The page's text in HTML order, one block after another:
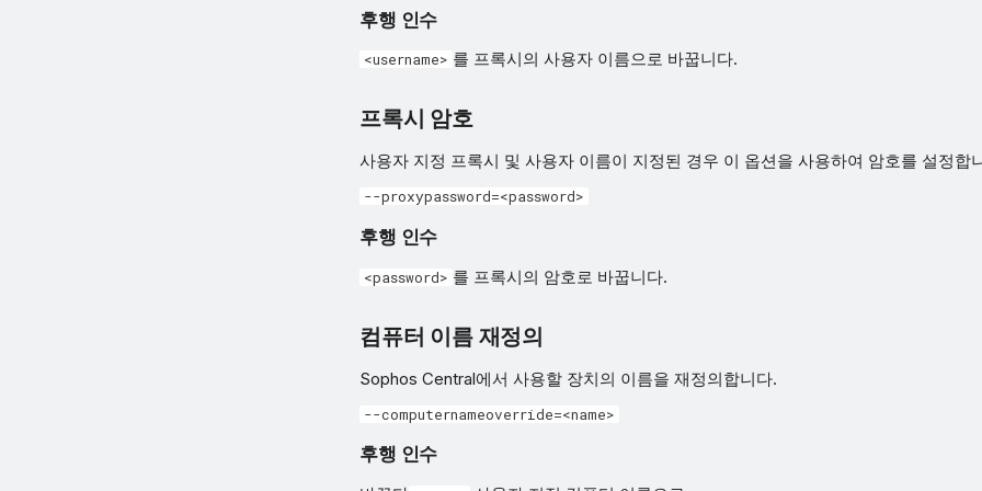
후행 인수
<username> 를 프록시의 사용자 이름으로 바꿉니다.
프록시 암호
사용자 지정 프록시 및 사용자 이름이 지정된 경우 이 옵션을 사용하여 암호를 설정합
--proxypassword=<password>
후행 인수
<password> 를 프록시의 암호로 바꿉니다.
컴퓨터 이름 재정의
Sophos Central에서 사용할 장치의 이름을 재정의합니다.
--computernameoverride=<name>
후행 인수